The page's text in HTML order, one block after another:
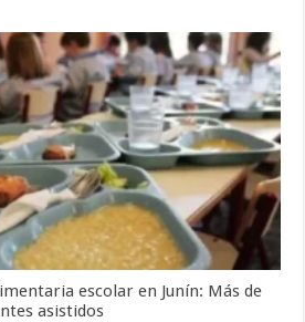
escolar en Junín: Más de
asistidos